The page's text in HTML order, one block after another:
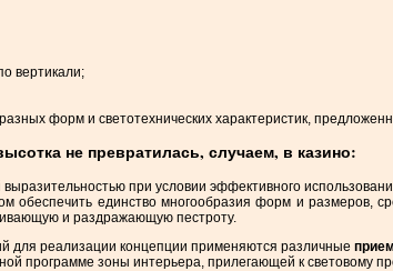
вертикали;
форм и светотехнических характеристик,
не превратилась, случаем, в казино:
при условии эффективного
обеспечить единство многообразия форм и размеров,
и раздражающую пестроту.
для реализации концепции применяются различные
программе зоны интерьера, прилегающей к световому